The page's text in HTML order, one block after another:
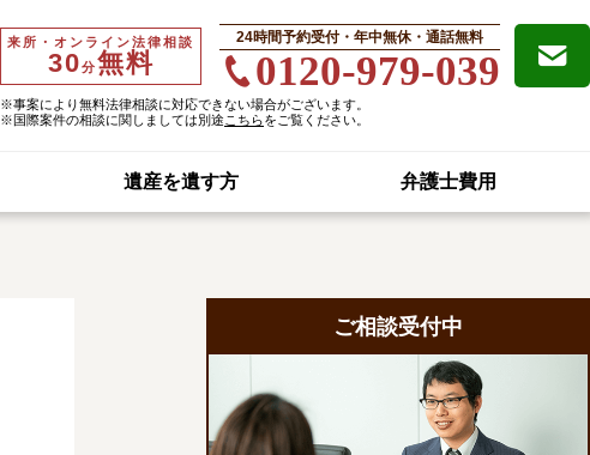
来所・オンライン法律相談
30分無料
24時間予約受付・年中無休・通話無料
0120-979-039
※事案により無料法律相談に対応できない場合がございます。
※国際案件の相談に関しましては別途 こちらをご覧ください。
遺産を遺す方 弁護士費用
ご相談受付中